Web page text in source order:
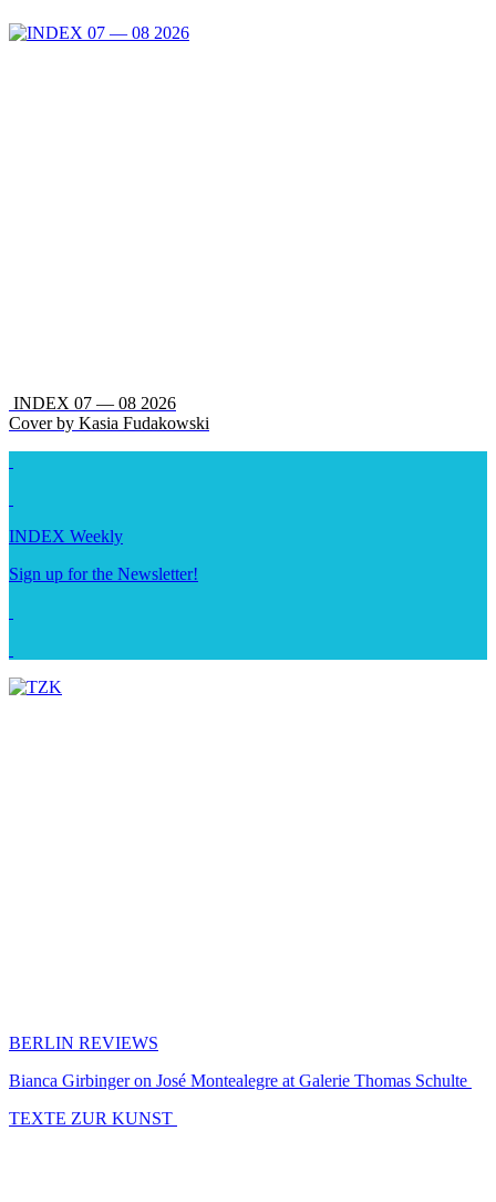
INDEX 07 — 08 2026
Cover by Kasia Fudakowski
INDEX Weekly
Sign up for the Newsletter!
BERLIN REVIEWS
Bianca Girbinger on José Montealegre at Galerie Thomas Schulte
TEXTE ZUR KUNST